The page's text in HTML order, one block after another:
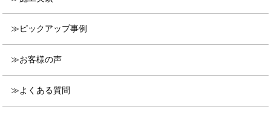
ピックアップ事例
お客様の声
よくある質問